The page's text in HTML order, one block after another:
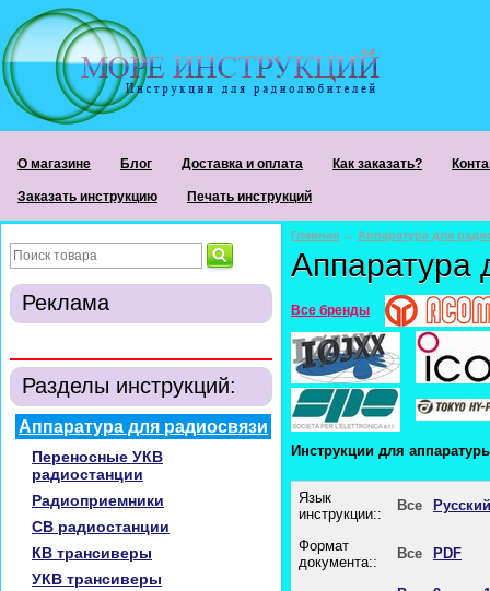
О магазине Блог Доставка и оплата Как заказать?
Заказать инструкцию Печать инструкций
Реклама
Разделы инструкций:
Аппаратура для радиосвязи
Переносные УКВ
радиостанции
Радиоприемники
CB радиостанции
КВ трансиверы
УКВ трансиверы
Главная → Аппаратура для
Аппаратура
Все бренды
Инструкции для
Язык
инструкции::
Все Русский
Формат
документа::
Все PDF